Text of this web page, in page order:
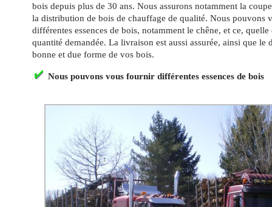
bois depuis plus de 30 ans. Nous assurons notamment la
la distribution de bois de chauffage de qualité. Nous pouvons
différentes essences de bois, notamment le chêne, et ce, quelle
quantité demandée. La livraison est aussi assurée, ainsi que le
bonne et due forme de vos bois.
Nous pouvons vous fournir différentes essences de bois